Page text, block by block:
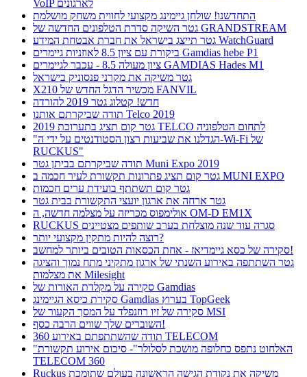
VoIP לארגונים
התחדשנו! שולחן גיימינג מקצועי לחווית משחק מושלמת
גטר השיקה סדרת הטלפונים החדשה של GRANDSTREAM
גטר תייצג בישראל את חברת אבטחת המידע WatchGuard
ביקורת עם ציון 8.5 לאוזניות גיימרים Gamdias hebe P1
ציון מעולה 8.5 - עכבר לגיימרים GAMDIAS Hades M1
גטר משיקה את מקרני פנסוניק בישראל
X210 מכשיר הדגל החדש של FANVIL
חדש! קטלוג גטר 2019 להורדה
תודה שביקרתם אותנו Telco 2019
גטר קום תציג בתערוכת 2019 TELCO לתחום הטלפוניה
"הגדלנו את שביעות רצון הסטודנטים על ידי ה-Wi-Fi של
RUCKUS"
תודה שביקרתם בביתן גטר Muni Expo 2019
גטר קום תציג פתרונות תקשורת לעיר חכמה ב MUNI EXPO
גטר קום תשתתף בועידת ערים חכמות
גטר ארחה את ארגון יועצי התקשורת בבית גטר
אולימפוס מכריזה על מצלמה חדשה, ה OM-D EM1X
RUCKUS סגרה עוד שנה מוצלחת בערב שותפים מצטיינים
רוצה להיות מתקין מקצועי יותר?
סקירה של כסא גיימדיאז - אחת הכסאות הטובים ביותר למחשב!
גטר השתתפה באירוע השנתי של ארגון מתקיני מתח נמוך והציגה
את מצלמות Milesight
סקירה על מקלדת האורות של Gamdias
סקירת כיסא הגיימינג Gamdias בערוץ TopGeek
סקירה של זיו רוזנפלד על המסך הקעור של MSI
השוברים שלך שווים הרבה כסף!
תודה שהשתתפתם באירוע 360 TELECOM
"האלחוט נתפס כחלופה מושכת לסלולר"- סיכום אירוע תקשורת
TELECOM 360
Ruckus משיקה את נקודת הגישה הראשונה בעולם שתומכת